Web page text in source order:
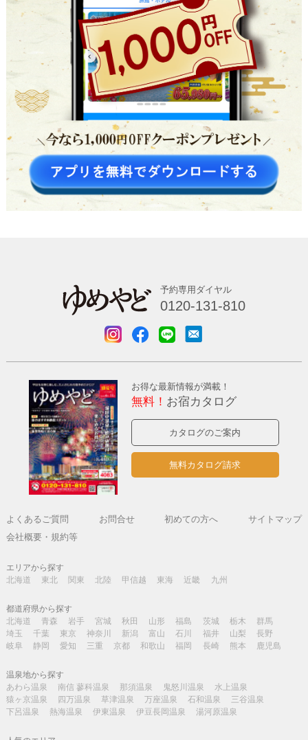
予約専用ダイヤル
0120-131-810
お得な最新情報が満載！
無料！ お宿カタログ
カタログのご案内
無料カタログ請求
よくあるご質問 お問合せ 初めての方へ
サイトマップ
会社概要・規約等
エリアから探す
北海道
東北 関東 北陸 甲信越 東海 近畿 九州
都道府県から探す
北海道
青森 岩手 宮城 秋田 山形 福島 茨城 栃木
群馬
埼玉
千葉 東京 神奈川 新潟 富山 石川 福井 山梨
長野
岐阜
静岡 愛知 三重 京都 和歌山 福岡 長崎 熊本 鹿児島
温泉地から探す
あわら温泉
南信 蓼科温泉 那須温泉 鬼怒川温泉
水上温泉
猿ヶ京温泉
四万温泉 草津温泉 万座温泉 石和温泉
三谷温泉
下呂温泉
熱海温泉 伊東温泉 伊豆長岡温泉 湯河原温泉